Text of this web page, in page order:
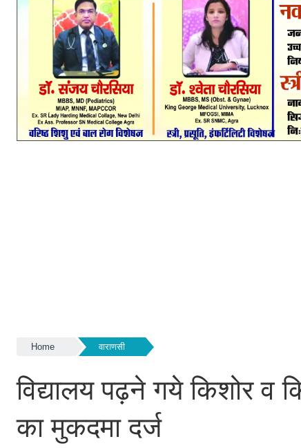
Home वाराणसी
विद्यालय पढ़ने गये किशोर
का मुकदमा दर्ज